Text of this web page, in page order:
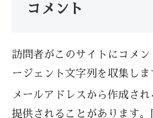
コメント
訪問者がこのサイトにコメ
ージェント文字列を収集しま
メールアドレスから作成さ
提供されることがあります